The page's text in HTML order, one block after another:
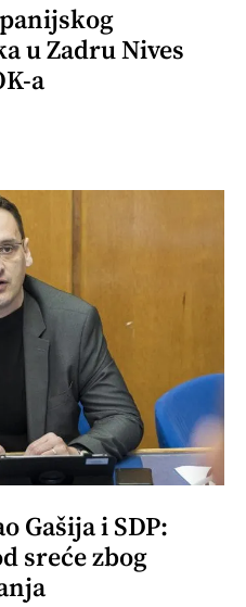
u Zadru Nives
a
Gašija i SDP:
sreće zbog